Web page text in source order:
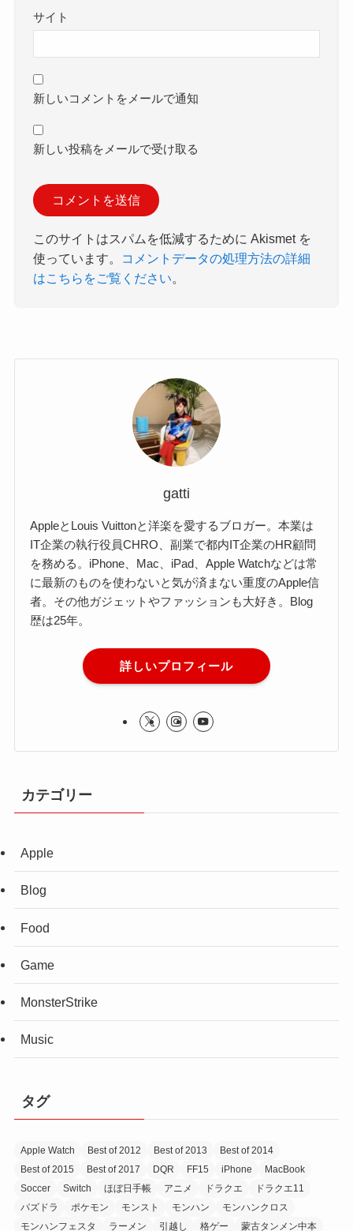
サイト
新しいコメントをメールで通知
新しい投稿をメールで受け取る
このサイトはスパムを低減するために Akismet を
使っています。
コメントデータの処理方法の詳細
はこちらをご覧ください。
gatti
AppleとLouis Vuittonと洋楽を愛するブロガー。本業は
IT企業の執行役員CHRO、副業で都内IT企業のHR顧問
を務める。iPhone、Mac、iPad、Apple Watchなどは常
に最新のものを使わないと気が済まない重度のApple信
者。その他ガジェットやファッションも大好き。Blog
歴は25年。
詳しいプロフィール
カテゴリー
Apple
Blog
Food
Game
MonsterStrike
Music
タグ
Apple Watch Best of 2012 Best of 2013
Best of 2014
Best of 2015
Best of 2017 DQR FF15 iPhone
MacBook
Soccer
Switch ほぼ日手帳 アニメ ドラクエ
ドラクエ11
パズドラ
ポケモン モンスト モンハン
モンハンクロス
モンハンフェスタ
ラーメン 引越し 格ゲー 蒙古タンメン中本